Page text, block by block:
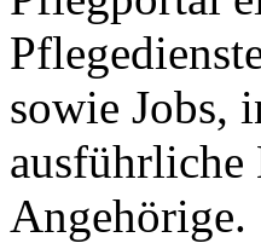
sowie Jobs,
ausführliche
Angehörige.